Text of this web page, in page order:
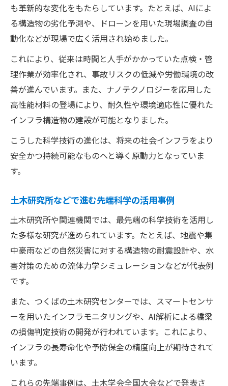
土木分野で役立つ科学資格取得のポイント
研究センターを活用した土木キャリアアッ
プ術
建築と土木の違いと科学を活かす進路選び
建築と土木の進路比較と科学的適性のポイ
ント
土木と科学が活きる進路選択の決め手とは
年収や就職先で見る土木分野の職業展望
土木学科やめとけの口コミと科学視点の判
断
も革新的な変化をもたらしています。たとえば、AIによ
る構造物の劣化予測や、ドローンを用いた現場調査の自
動化などが現場で広く活用され始めました。
これにより、従来は時間と人手がかかっていた点検・管
理作業が効率化され、事故リスクの低減や労働環境の改
善が進んでいます。また、ナノテクノロジーを応用した
高性能材料の登場により、耐久性や環境適応性に優れた
インフラ構造物の建設が可能となりました。
こうした科学技術の進化は、将来の社会インフラをより
安全かつ持続可能なものへと導く原動力となっていま
す。
土木研究所などで進む先端科学の活用事例
土木研究所や関連機関では、最先端の科学技術を活用し
た多様な研究が進められています。たとえば、地震や集
中豪雨などの自然災害に対する構造物の耐震設計や、水
害対策のための流体力学シミュレーションなどが代表例
です。
また、つくばの土木研究センターでは、スマートセンサ
ーを用いたインフラモニタリングや、AI解析による橋梁
の損傷判定技術の開発が行われています。これにより、
インフラの長寿命化や予防保全の精度向上が期待されて
います。
これらの先端事例は、土木学会全国大会などで発表さ